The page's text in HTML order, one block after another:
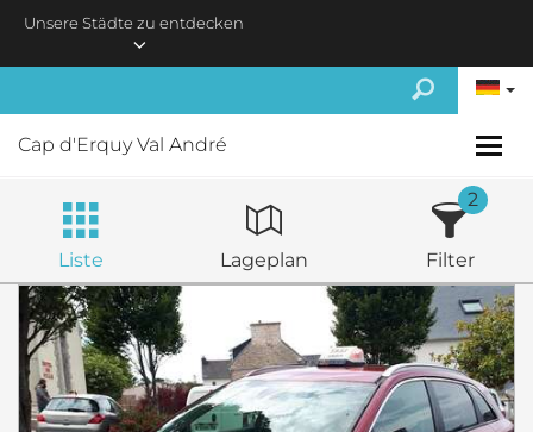
Skip to main content
Unsere Städte zu entdecken
Cap d'Erquy Val André
Liste Lageplan Filter
2